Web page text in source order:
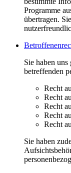
Programme
übertragen.
Sie haben
betreffenden
Recht
Recht
Recht
Recht
Recht
Sie haben